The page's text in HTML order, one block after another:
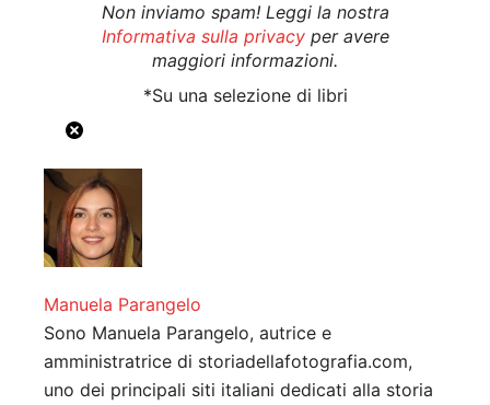
Non inviamo spam! Leggi la nostra
Informativa sulla privacyper avere
maggiori informazioni.
*Su una selezione di libri
Manuela Parangelo
Sono Manuela Parangelo, autrice e
amministratrice di storiadellafotografia.com,
uno dei principali siti italiani dedicati alla storia